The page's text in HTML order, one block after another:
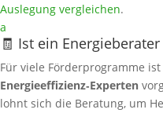
Auslegung vergleichen.
a
🧾 Ist ein
Für viele Förderprogramme
Energieeffizienz‑Experten
lohnt sich die Beratung, um